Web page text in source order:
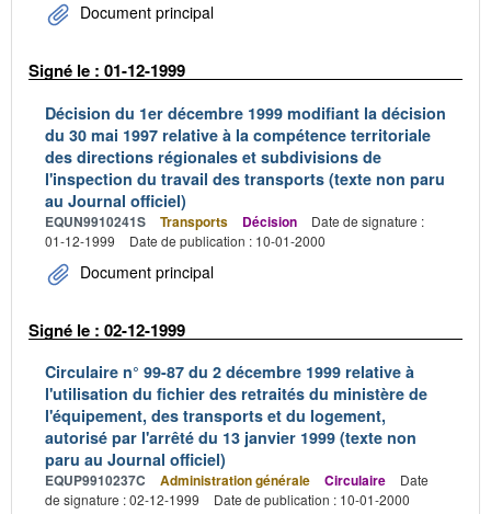
Document principal
Signé le : 01-12-1999
Décision du 1er décembre 1999 modifiant la décision
du 30 mai 1997 relative à la compétence territoriale
des directions régionales et subdivisions de
l'inspection du travail des transports (texte non paru
au Journal officiel)
EQUN9910241S Transports Décision
Date de signature :
01-12-1999
Date de publication : 10-01-2000
Document principal
Signé le : 02-12-1999
Circulaire n° 99-87 du 2 décembre 1999 relative à
l'utilisation du fichier des retraités du ministère de
l'équipement, des transports et du logement,
autorisé par l'arrêté du 13 janvier 1999 (texte non
paru au Journal officiel)
EQUP9910237C Administration générale Circulaire
Date
de signature : 02-12-1999
Date de publication : 10-01-2000